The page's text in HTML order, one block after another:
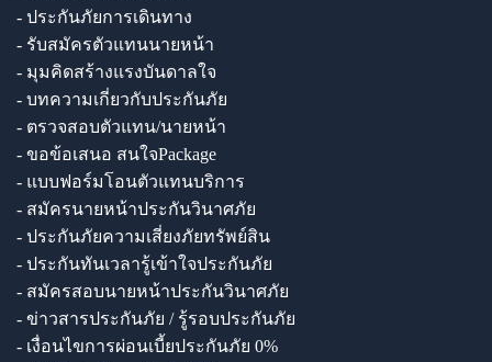
- ประกันภัยการเดินทาง
- รับสมัครตัวแทนนายหน้า
- มุมคิดสร้างแรงบันดาลใจ
- บทความเกี่ยวกับประกันภัย
- ตรวจสอบตัวแทน/นายหน้า
- ขอข้อเสนอ สนใจPackage
- แบบฟอร์มโอนตัวแทนบริการ
- สมัครนายหน้าประกันวินาศภัย
- ประกันภัยความเสี่ยงภัยทรัพย์สิน
- ประกันทันเวลารู้เข้าใจประกันภัย
- สมัครสอบนายหน้าประกันวินาศภัย
- ข่าวสารประกันภัย / รู้รอบประกันภัย
- เงื่อนไขการผ่อนเบี้ยประกันภัย 0%